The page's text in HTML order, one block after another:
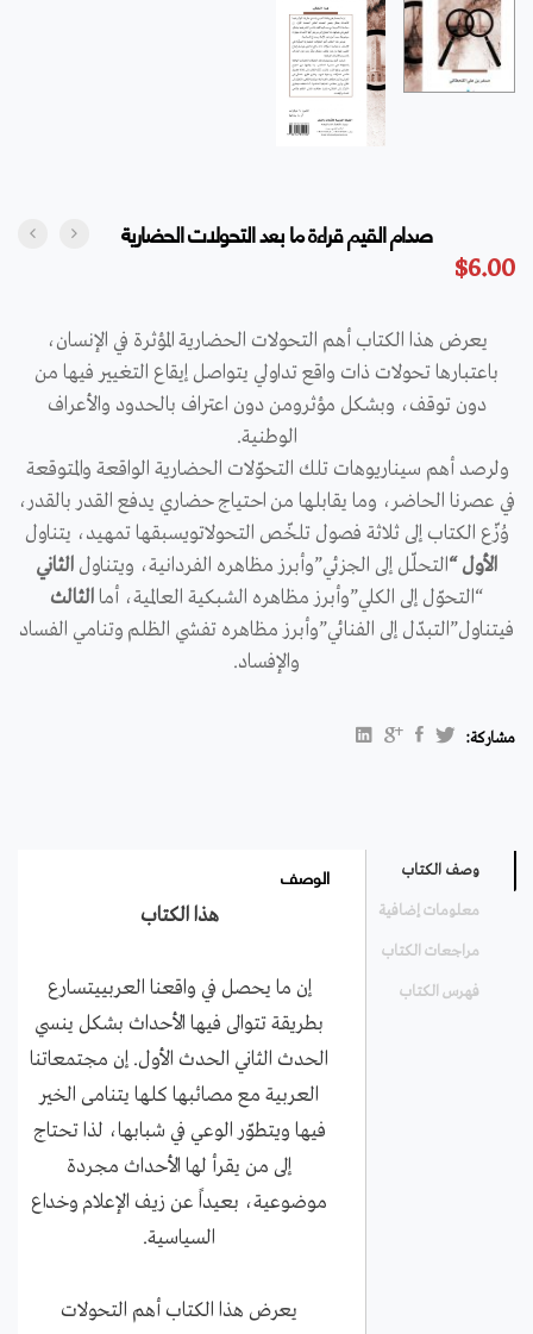
صدام القيم قراءة ما بعد التحولات الحضارية
$6.00
يعرض هذا الكتاب أهم التحولات الحضارية المؤثرة في الإنسان،
باعتبارها تحولات ذات واقع تداولي يتواصل إيقاع التغيير فيها من
دون توقف، وبشكل مؤثرومن دون اعتراف بالحدود والأعراف
الوطنية.
ولرصد أهم سيناريوهات تلك التحوّلات الحضارية الواقعة والمتوقعة
في عصرنا الحاضر، وما يقابلها من احتياج حضاري يدفع القدر بالقدر،
وُزّع الكتاب إلى ثلاثة فصول تلخّص التحولاتويسبقها تمهيد، يتناول
الأول “التحلّل إلى الجزئي”وأبرز مظاهره الفردانية، ويتناول الثاني
“التحوّل إلى الكلي”وأبرز مظاهره الشبكية العالمية، أماالثالث
فيتناول”التبدّل إلى الفنائي”وأبرز مظاهره تفشي الظلم وتنامي الفساد
والإفساد.
مشاركة:
وصف الكتاب
معلومات إضافية
مراجعات الكتاب
فهرس الكتاب
الوصف
هذا الكتاب
إن ما يحصل في واقعنا العربييتسارع
بطريقة تتوالى فيها الأحداث بشكل ينسي
الحدث الثاني الحدث الأول. إن مجتمعاتنا
العربية مع مصائبها كلها يتنامى الخير
فيها ويتطوّر الوعي في شبابها، لذا تحتاج
إلى من يقرأ لها الأحداث مجردة
موضوعية، بعيداً عن زيف الإعلام وخداع
السياسية.
يعرض هذا الكتاب أهم التحولات